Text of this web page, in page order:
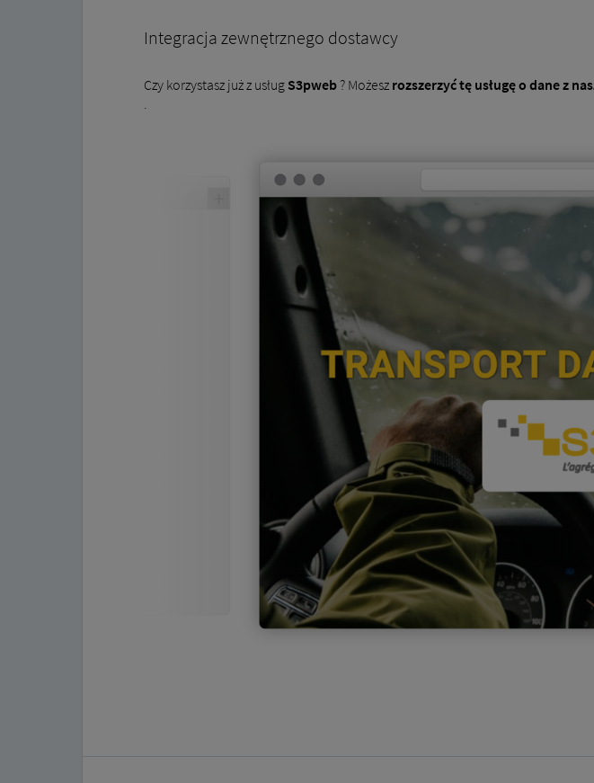
Integracja zewnętrznego dostawcy
Czy korzystasz już z usług S3pweb? Możesz rozszerzyć tę usługę o dane z
.